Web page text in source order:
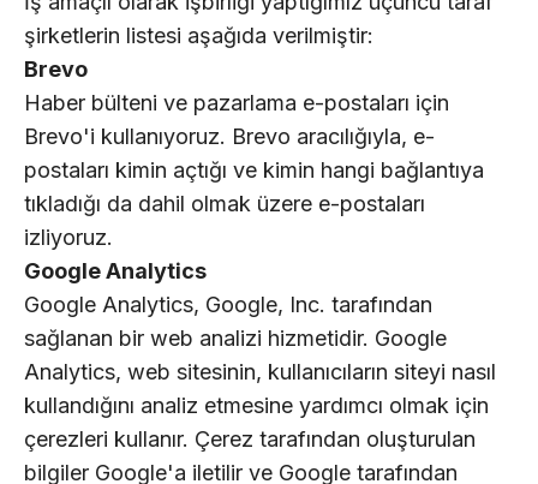
şirketlerin listesi aşağıda verilmiştir:
Brevo
Haber bülteni ve pazarlama e-postaları için
Brevo'i kullanıyoruz. Brevo aracılığıyla, e-
postaları kimin açtığı ve kimin hangi bağlantıya
tıkladığı da dahil olmak üzere e-postaları
izliyoruz.
Google Analytics
Google Analytics, Google, Inc. tarafından
sağlanan bir web analizi hizmetidir. Google
Analytics, web sitesinin, kullanıcıların siteyi nasıl
kullandığını analiz etmesine yardımcı olmak için
çerezleri kullanır. Çerez tarafından oluşturulan
bilgiler Google'a iletilir ve Google tarafından